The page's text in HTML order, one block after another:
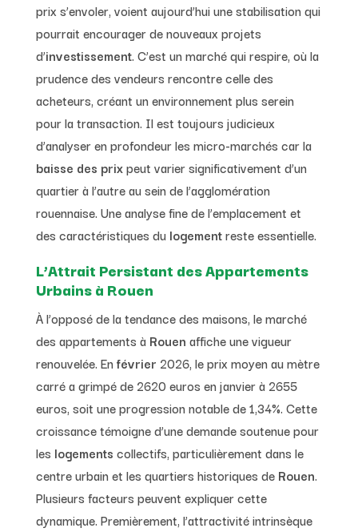
prix s’envoler, voient aujourd’hui une stabilisation qui
pourrait encourager de nouveaux projets
d’investissement. C’est un marché qui respire, où la
prudence des vendeurs rencontre celle des
acheteurs, créant un environnement plus serein
pour la transaction. Il est toujours judicieux
d’analyser en profondeur les micro-marchés car la
baisse des prixpeut varier significativement d’un
quartier à l’autre au sein de l’agglomération
rouennaise. Une analyse fine de l’emplacement et
des caractéristiques du logementreste essentielle.
L’Attrait Persistant des Appartements
Urbains à Rouen
À l’opposé de la tendance des maisons, le marché
des appartements à Rouen affiche une vigueur
renouvelée. En février 2026, le prix moyen au mètre
carré a grimpé de 2620 euros en janvier à 2655
euros, soit une progression notable de 1,34%. Cette
croissance témoigne d’une demande soutenue pour
les logements collectifs, particulièrement dans le
centre urbain et les quartiers historiques de Rouen.
Plusieurs facteurs peuvent expliquer cette
dynamique. Premièrement, l’attractivité intrinsèque